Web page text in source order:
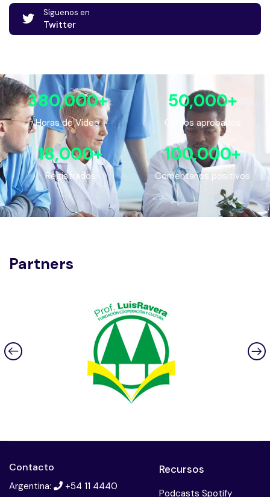
Síguenos en
Twitter
Horas de Video
380,000+
Cursos aprobados
50,000+
Registrados
18,000+
Comentarios positivos
100,000+
Partners
Contacto
Argentina:
+54 11 4440
Recursos
Podcasts Spotify